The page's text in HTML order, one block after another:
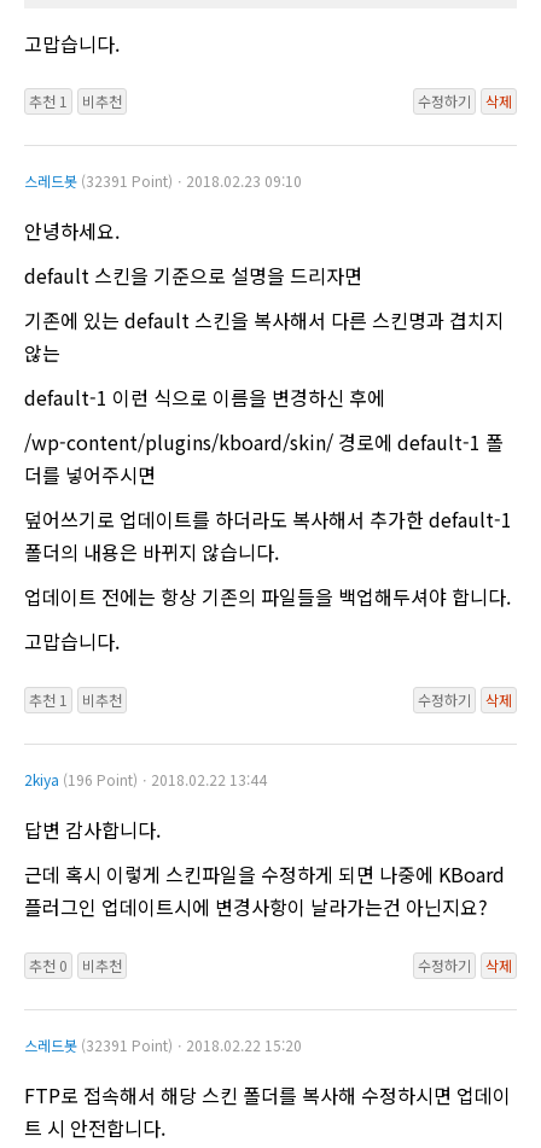
고맙습니다.
추천 1 비추천 수정하기 삭제
스레드봇 (32391 Point)ㆍ2018.02.23 09:10
안녕하세요.
default 스킨을 기준으로 설명을 드리자면
기존에 있는 default 스킨을 복사해서 다른 스킨명과 겹치지
않는
default-1 이런 식으로 이름을 변경하신 후에
/wp-content/plugins/kboard/skin/ 경로에 default-1 폴
더를 넣어주시면
덮어쓰기로 업데이트를 하더라도 복사해서 추가한 default-1
폴더의 내용은 바뀌지 않습니다.
업데이트 전에는 항상 기존의 파일들을 백업해두셔야 합니다.
고맙습니다.
추천 1 비추천 수정하기 삭제
2kiya (196 Point)ㆍ2018.02.22 13:44
답변 감사합니다.
근데 혹시 이렇게 스킨파일을 수정하게 되면 나중에 KBoard
플러그인 업데이트시에 변경사항이 날라가는건 아닌지요?
추천 0 비추천 수정하기 삭제
스레드봇 (32391 Point)ㆍ2018.02.22 15:20
FTP로 접속해서 해당 스킨 폴더를 복사해 수정하시면 업데이
트 시 안전합니다.